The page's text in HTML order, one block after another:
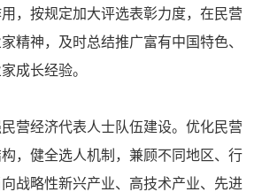
，按规定加大评选表彰力度，在民营
精神，及时总结推广富有中国特色、
成长经验。
民营经济代表人士队伍建设。优化民营
，健全选人机制，兼顾不同地区、行
战略性新兴产业、高技术产业、先进